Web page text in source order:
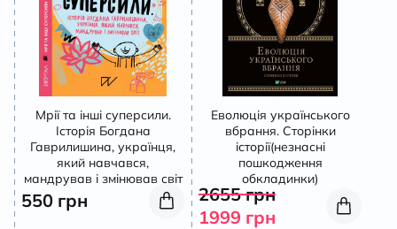
Мрії та інші суперсили.
Історія Богдана
Гаврилишина, українця,
який навчався,
мандрував і змінював світ
550 грн
Еволюція українського
вбрання. Сторінки
історії(незнасні
пошкодження
обкладинки)
2655грн
1999 грн